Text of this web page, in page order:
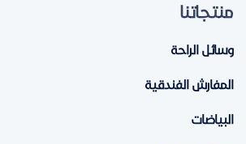
منتجاتنا
وسائل الراحة
المفارش الفندقية
البياضات